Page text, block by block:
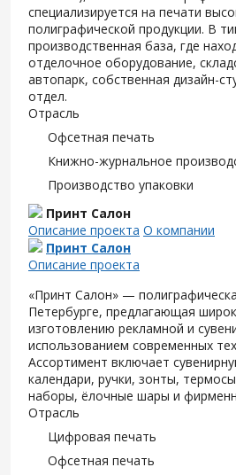
специализируется на печати
полиграфической продукции. В
производственная база, где
отделочное оборудование,
автопарк, собственная дизайн-
отдел.
Отрасль
Офсетная печать
Книжно-журнальное
Производство упаковки
Принт Салон
Описание проекта О компании
Принт Салон
Описание проекта
«Принт Салон» —
Петербурге, предлагающая
изготовлению рекламной и
использованием современных
Ассортимент включает
календари, ручки, зонты,
наборы, ёлочные шары и
Отрасль
Цифровая печать
Офсетная печать